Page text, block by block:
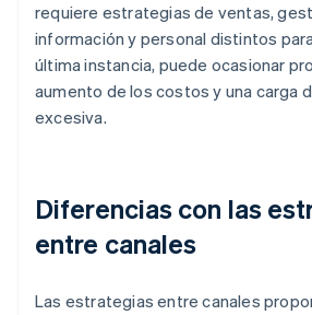
requiere estrategias de ventas,
información y personal distintos
última instancia, puede ocasionar
aumento de los costos y una carga
excesiva.
Diferencias con las
entre canales
Las estrategias entre canales